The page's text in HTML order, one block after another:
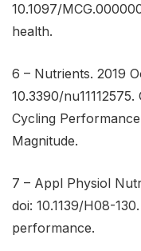
10.1097/
health.
6 – Nutrients. 2019
10.3390/nu11112575.
Cycling
Magnitude.
7 – Appl Physiol
doi: 10.1139/H08-130.
performance.